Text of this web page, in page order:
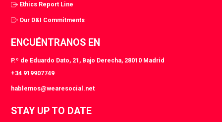
Ethics Report Line
Our D&I Commitments
ENCUÉNTRANOS EN
P.º de Eduardo Dato, 21, Bajo Derecha, 28010 Madrid
+34 919907749
hablemos@wearesocial.net
STAY UP TO DATE